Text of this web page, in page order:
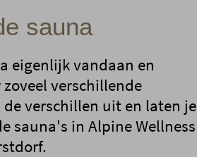
sauna
eigenlijk vandaan en
verschillende
de verschillen uit en laten je
sauna's in Alpine Wellness